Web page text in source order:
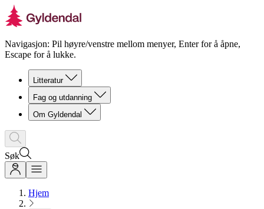
Navigasjon: Pil høyre/venstre mellom menyer, Enter for å åpne,
Escape for å lukke.
Litteratur
Fag og utdanning
Om Gyldendal
Søk
Hjem